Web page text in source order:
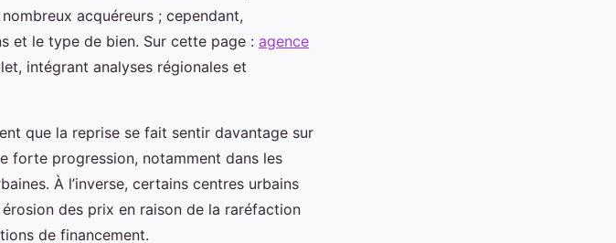
acquéreurs ; cependant,
et le type de bien. Sur cette page : agence
intégrant analyses régionales et
que la reprise se fait sentir davantage sur
forte progression, notamment dans les
À l’inverse, certains centres urbains
des prix en raison de la raréfaction
de financement.